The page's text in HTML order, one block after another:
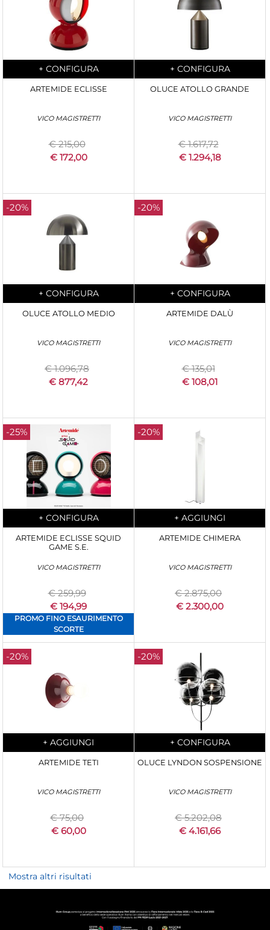
Quantity
+ CONFIGURA
ARTEMIDE ECLISSE
VICO MAGISTRETTI
€ 215,00
€ 172,00
Quantity
+ CONFIGURA
OLUCE ATOLLO GRANDE
VICO MAGISTRETTI
€ 1.617,72
€ 1.294,18
-20%
Quantity
+ CONFIGURA
OLUCE ATOLLO MEDIO
VICO MAGISTRETTI
€ 1.096,78
€ 877,42
-20%
Quantity
+ CONFIGURA
ARTEMIDE DALÙ
VICO MAGISTRETTI
€ 135,01
€ 108,01
-25%
Quantity
+ CONFIGURA
ARTEMIDE ECLISSE SQUID
GAME S.E.
VICO MAGISTRETTI
€ 259,99
€ 194,99
PROMO FINO ESAURIMENTO
SCORTE
-20%
Quantity
+ AGGIUNGI
ARTEMIDE CHIMERA
VICO MAGISTRETTI
€ 2.875,00
€ 2.300,00
-20%
Quantity
+ AGGIUNGI
ARTEMIDE TETI
VICO MAGISTRETTI
€ 75,00
€ 60,00
-20%
Quantity
+ CONFIGURA
OLUCE LYNDON SOSPENSIONE
VICO MAGISTRETTI
€ 5.202,08
€ 4.161,66
Mostra altri risultati